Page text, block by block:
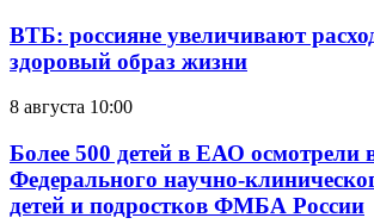
ВТБ: россияне увеличивают
здоровый образ жизни
8 августа 10:00
Более 500 детей в ЕАО осмотрели
Федерального научно-
детей и подростков ФМБА России